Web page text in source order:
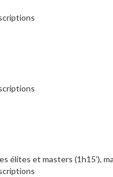
élites et masters (1h15’),